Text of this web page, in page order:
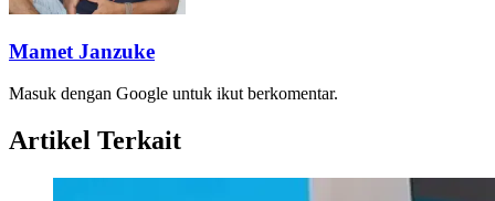
Mamet Janzuke
Masuk dengan Google untuk ikut berkomentar.
Artikel Terkait